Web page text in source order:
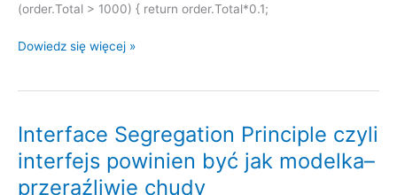
(order.Total > 1000) { return order.Total*0.1;
Open
jak
zarobić
ale
się
Dowiedz się więcej »
Interface Segregation Principle czyli
interfejs powinien być jak modelka–
przeraźliwie chudy